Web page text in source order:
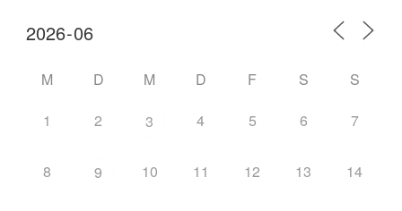
M D M D F S S
1 2 3 4 5 6 7
8 9 10 11 12 13 14